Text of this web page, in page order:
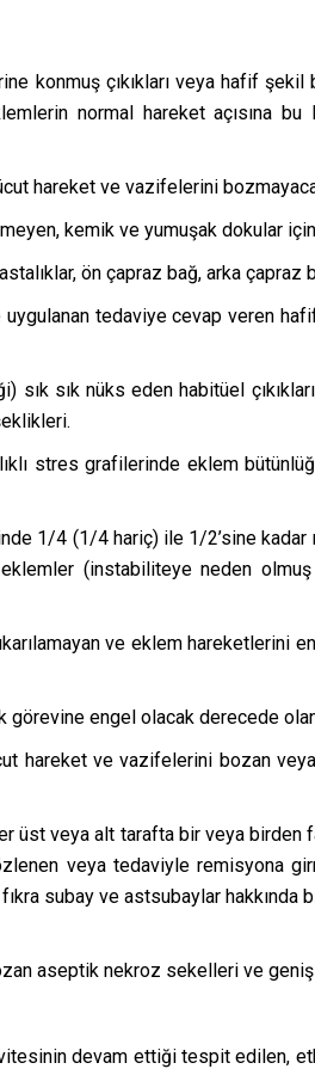
çıkıkları veya hafif şekil
normal hareket açısına
hareket ve vazifelerini
kemik ve yumuşak dokular
ön çapraz bağ, arka
tedaviye cevap veren
sık nüks eden habitüel çıkıkları,
stres grafilerinde eklem
4 (1/4 hariç) ile 1/2’sine kadar
(instabiliteye neden
ve eklem hareketlerini
görevine engel olacak derecede
hareket ve vazifelerini bozan
üst veya alt tarafta bir veya
veya tedaviyle remisyona
subay ve astsubaylar hakkında
aseptik nekroz sekelleri ve
devam ettiği tespit edilen,